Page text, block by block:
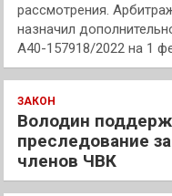
рассмотрения.
назначил
А40-157918/2022 на 1
ЗАКОН
Володин
преследование
членов ЧВК